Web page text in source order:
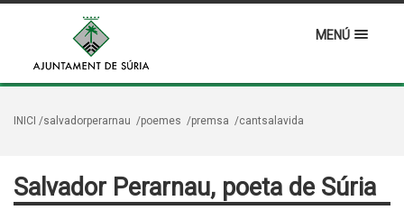
MENÚ
INICI /salvadorperarnau /poemes /premsa /cantsalavida
Salvador Perarnau, poeta de Súria